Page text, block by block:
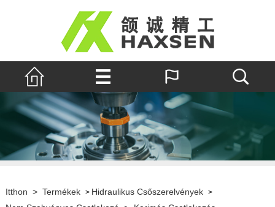
Itthon > Termékek > Hidraulikus Csőszerelvények >